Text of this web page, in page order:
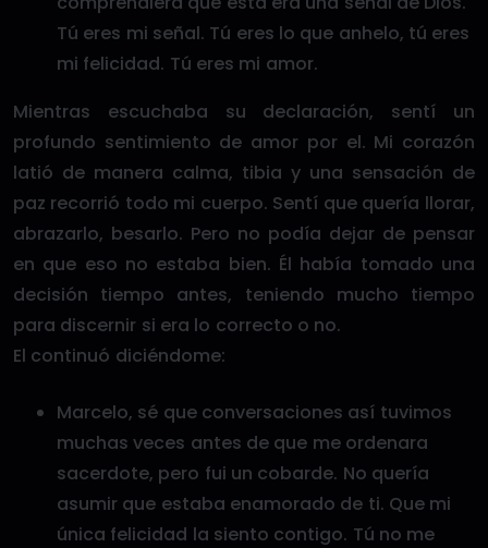
Tú eres mi señal. Tú eres lo que anhelo, tú eres
mi felicidad. Tú eres mi amor.
Mientras escuchaba su declaración, sentí un
profundo sentimiento de amor por el. Mi corazón
latió de manera calma, tibia y una sensación de
paz recorrió todo mi cuerpo. Sentí que quería llorar,
abrazarlo, besarlo. Pero no podía dejar de pensar
en que eso no estaba bien. Él había tomado una
decisión tiempo antes, teniendo mucho tiempo
para discernir si era lo correcto o no.
El continuó diciéndome:
Marcelo, sé que conversaciones así tuvimos
muchas veces antes de que me ordenara
sacerdote, pero fui un cobarde. No quería
asumir que estaba enamorado de ti. Que mi
única felicidad la siento contigo. Tú no me